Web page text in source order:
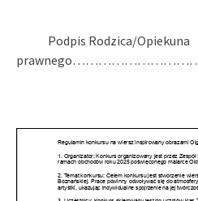
Podpis Rodzica/Opiekuna